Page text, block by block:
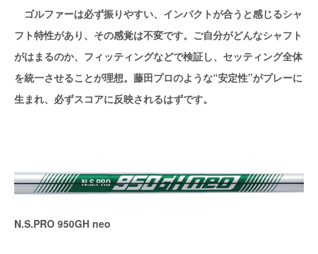
ゴルファーは必ず振りやすい、インパクトが合うと感じるシャ
フト特性があり、その感覚は不変です。ご自分がどんなシャフト
がはまるのか、フィッティングなどで検証し、セッティング全体
を統一させることが理想。藤田プロのような“安定性”がプレーに
生まれ、必ずスコアに反映されるはずです。
N.S.PRO 950GH neo